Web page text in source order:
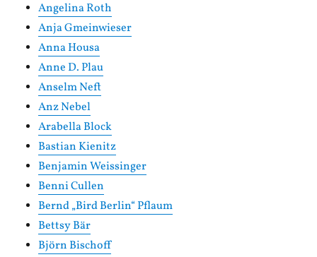
Angelina Roth
Anja Gmeinwieser
Anna Housa
Anne D. Plau
Anselm Neft
Anz Nebel
Arabella Block
Bastian Kienitz
Benjamin Weissinger
Benni Cullen
Bernd „Bird Berlin“ Pflaum
Bettsy Bär
Björn Bischoff